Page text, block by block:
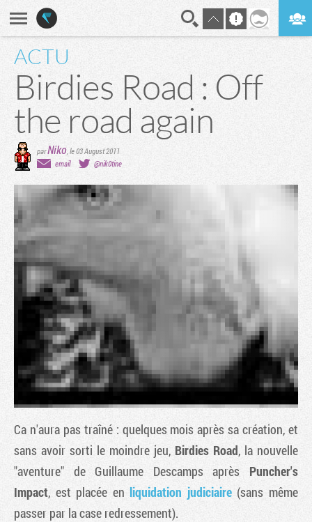
ACTU
Birdies Road : Off
the road again
parNiko,le 03 August 2011
email
@nik0tine
Ca n'aura pas traîné : quelques mois après sa création, et
sans avoir sorti le moindre jeu, Birdies Road, la nouvelle
"aventure" de Guillaume Descamps après Puncher's
Impact, est placée enliquidation judiciaire(sans même
passer par la case redressement).